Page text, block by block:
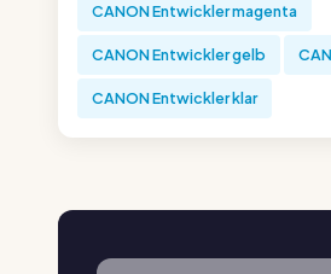
CANON Entwickler magenta
CANON Entwickler gelb
CANON Entwickler klar